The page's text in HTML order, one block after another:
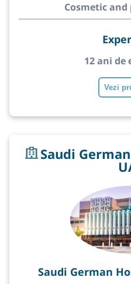
Cosmetic
12 ani de
Vezi
Saudi
Saudi German